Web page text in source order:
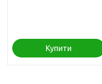
Купити